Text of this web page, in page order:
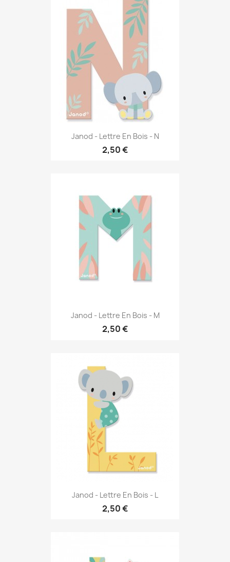
Janod - Lettre En Bois - N
2,50 €
Janod - Lettre En Bois - M
2,50 €
Janod - Lettre En Bois - L
2,50 €